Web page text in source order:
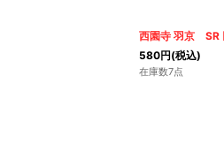
西園寺 羽京 SR
580円(税込)
在庫数7点